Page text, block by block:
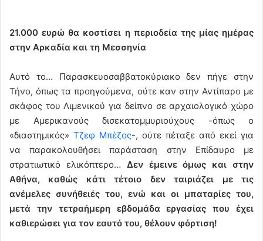
21.000 ευρώ θα κοστίσει η περιοδεία της μίας ημέρας
στην Αρκαδία και τη Μεσσηνία
Aυτό το… Παρασκευοσαββατοκύριακο δεν πήγε στην
Τήνο, όπως τα προηγούμενα, ούτε καν στην Αντίπαρο με
σκάφος του Λιμενικού για δείπνο σε αρχαιολογικό χώρο
με Αμερικανούς δισεκατομμυριούχους -όπως ο
«διαστημικός» Τζεφ Μπέζος-, ούτε πέταξε από εκεί για
να παρακολουθήσει παράσταση στην Επίδαυρο με
στρατιωτικό ελικόπτερο… Δεν έμεινε όμως και στην
Αθήνα, καθώς κάτι τέτοιο δεν ταιριάζει με τις
ανέμελες συνήθειές του, ενώ και οι μπαταρίες του,
μετά την τετραήμερη εβδομάδα εργασίας που έχει
καθιερώσει για τον εαυτό του, θέλουν φόρτιση!